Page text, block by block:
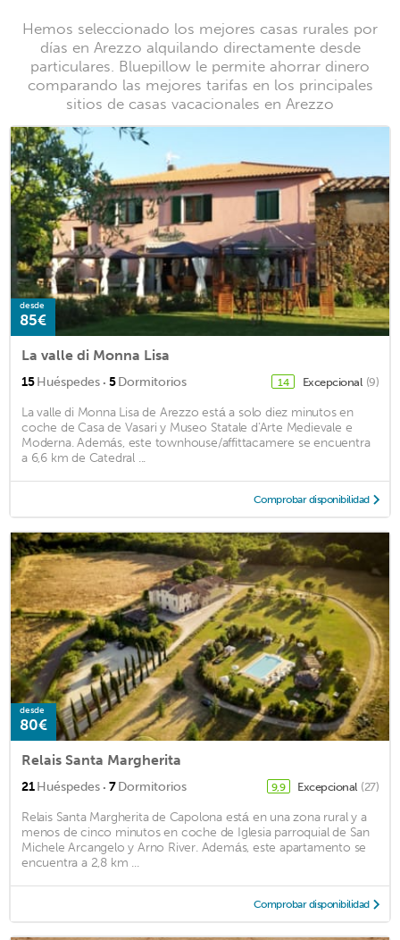
Hemos seleccionado los mejores casas rurales por
días en Arezzo alquilando directamente desde
particulares. Bluepillow le permite ahorrar dinero
comparando las mejores tarifas en los principales
sitios de casas vacacionales en Arezzo
desde
85€
La valle di Monna Lisa
15Huéspedes · 5Dormitorios 14 Excepcional (9)
La valle di Monna Lisa de Arezzo está a solo diez minutos en
coche de Casa de Vasari y Museo Statale d'Arte Medievale e
Moderna. Además, este townhouse/affittacamere se encuentra
a 6,6 km de Catedral ...
Comprobar disponibilidad
desde
80€
Relais Santa Margherita
21Huéspedes · 7Dormitorios 9,9 Excepcional (27)
Relais Santa Margherita de Capolona está en una zona rural y a
menos de cinco minutos en coche de Iglesia parroquial de San
Michele Arcangelo y Arno River. Además, este apartamento se
encuentra a 2,8 km ...
Comprobar disponibilidad